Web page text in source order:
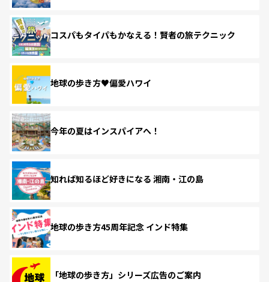
コスパもタイパもかなえる！賢者の旅テクニック
地球の歩き方♥偏愛ハワイ
今年の夏はインスパイアへ！
知れば知るほど好きになる 湘南・江の島
地球の歩き方45周年記念 インド特集
「地球の歩き方」シリーズ広告のご案内